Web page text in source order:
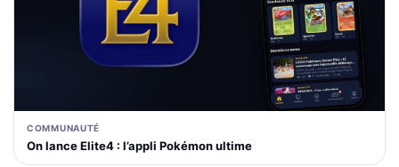
COMMUNAUTÉ
On lance Elite4 : l’appli Pokémon ultime